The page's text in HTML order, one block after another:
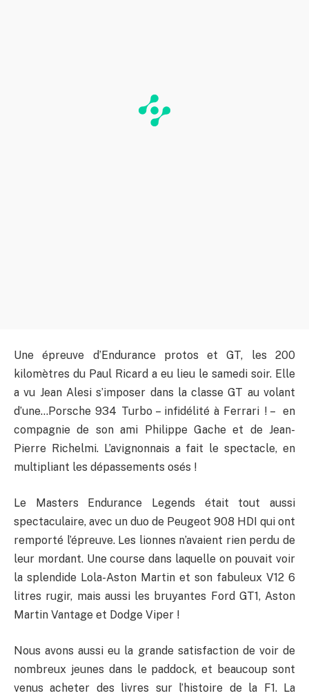
Une épreuve d’Endurance protos et GT, les 200
kilomètres du Paul Ricard a eu lieu le samedi soir. Elle
a vu Jean Alesi s’imposer dans la classe GT au volant
d’une…Porsche 934 Turbo – infidélité à Ferrari ! – en
compagnie de son ami Philippe Gache et de Jean-
Pierre Richelmi. L’avignonnais a fait le spectacle, en
multipliant les dépassements osés !
Le Masters Endurance Legends était tout aussi
spectaculaire, avec un duo de Peugeot 908 HDI qui ont
remporté l’épreuve. Les lionnes n’avaient rien perdu de
leur mordant. Une course dans laquelle on pouvait voir
la splendide Lola-Aston Martin et son fabuleux V12 6
litres rugir, mais aussi les bruyantes Ford GT1, Aston
Martin Vantage et Dodge Viper !
Nous avons aussi eu la grande satisfaction de voir de
nombreux jeunes dans le paddock, et beaucoup sont
venus acheter des livres sur l’histoire de la F1. La